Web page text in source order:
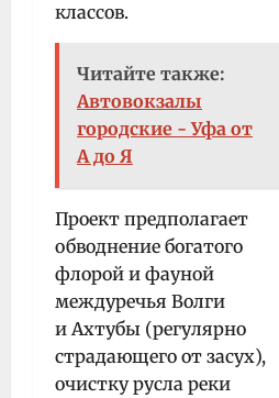
классов.
Читайте также:
Автовокзалы
городские - Уфа от
А до Я
Проект предполагает
обводнение богатого
флорой и фауной
междуречья Волги
и Ахтубы (регулярно
страдающего от засух),
очистку русла реки